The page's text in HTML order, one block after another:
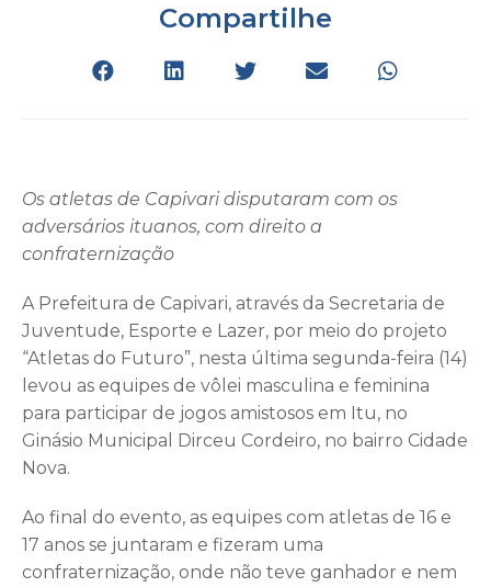
Compartilhe
Os atletas de Capivari disputaram com os
adversários ituanos, com direito a
confraternização
A Prefeitura de Capivari, através da Secretaria de
Juventude, Esporte e Lazer, por meio do projeto
“Atletas do Futuro”, nesta última segunda-feira (14)
levou as equipes de vôlei masculina e feminina
para participar de jogos amistosos em Itu, no
Ginásio Municipal Dirceu Cordeiro, no bairro Cidade
Nova.
Ao final do evento, as equipes com atletas de 16 e
17 anos se juntaram e fizeram uma
confraternização, onde não teve ganhador e nem